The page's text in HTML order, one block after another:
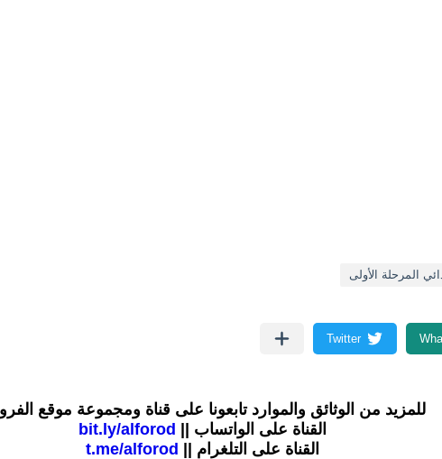
المرحلة الأولى
للمزيد من الوثائق والموارد تابعونا على قناة ومجموعة موقع
القناة على الواتساب ||
bit.ly/alforod
القناة على التلغرام ||
t.me/alforod